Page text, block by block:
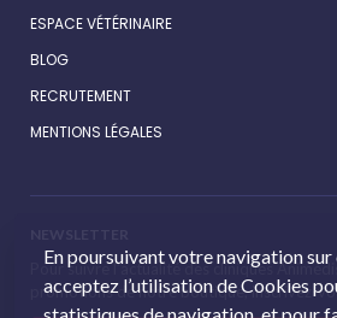
ESPACE VÉTÉRINAIRE
BLOG
RECRUTEMENT
MENTIONS LÉGALES
Pour suivre l’actualité des cliniques
promotions de notre boutique, inscrivez-
En poursuivant votre navigation sur
acceptez l’utilisation de Cookies